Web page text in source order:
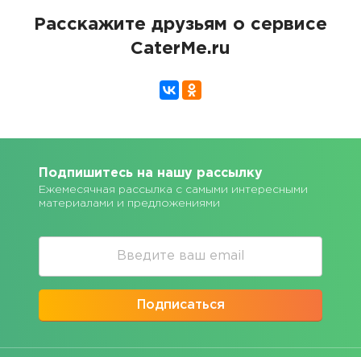
Расскажите друзьям о сервисе
CaterMe.ru
Подпишитесь на нашу рассылку
Ежемесячная рассылка с самыми интересными
материалами и предложениями
Подписаться